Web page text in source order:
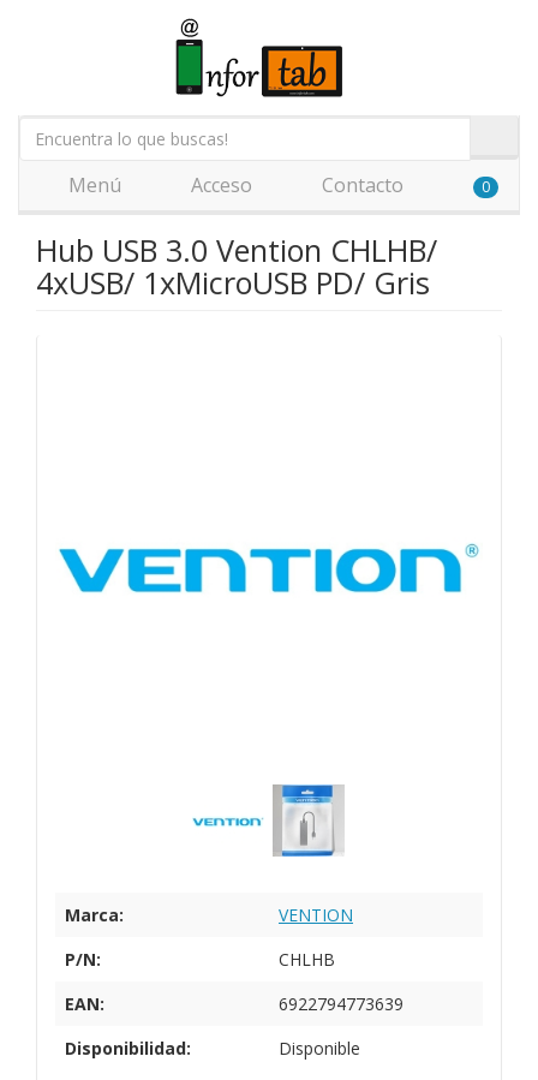
Menú Acceso Contacto 0
Hub USB 3.0 Vention CHLHB/
4xUSB/ 1xMicroUSB PD/ Gris
Marca:
VENTION
P/N:
CHLHB
EAN:
6922794773639
Disponibilidad:
Disponible